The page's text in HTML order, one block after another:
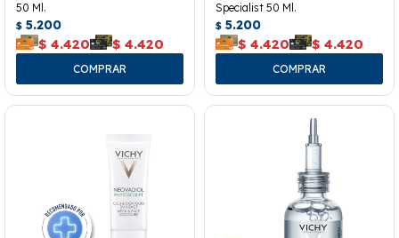
50 Ml.
$ 5.200
$ 4.420 $ 4.420
Specialist 50 Ml.
$ 5.200
$ 4.420 $ 4.420